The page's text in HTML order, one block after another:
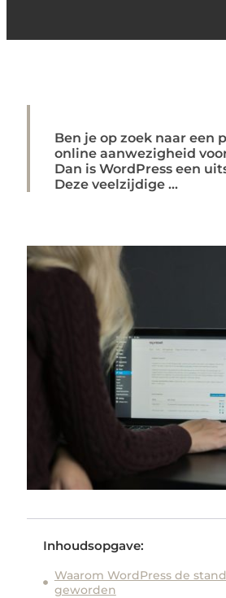
Ben je op zoek naar een
online aanwezigheid
Dan is WordPress een
Deze veelzijdige ...
Inhoudsopgave:
Waarom WordPress de
geworden